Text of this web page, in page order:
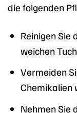
die folgenden
Reinigen Sie
weichen
Vermeiden
Chemikalien
Nehmen Sie